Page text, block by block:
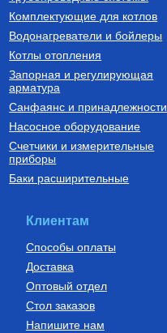
Комплектующие для котлов
Водонагреватели и бойлеры
Котлы отопления
Запорная и регулирующая
арматура
Санфаянс и принадлежности
Насосное оборудование
Счетчики и измерительные
приборы
Баки расширительные
Клиентам
Способы оплаты
Доставка
Оптовый отдел
Стол заказов
Напишите нам